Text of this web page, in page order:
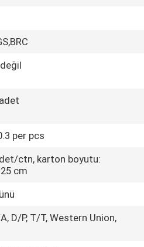
per pcs
ctn, karton boyutu:
cm
D/P, T/T, Western Union,